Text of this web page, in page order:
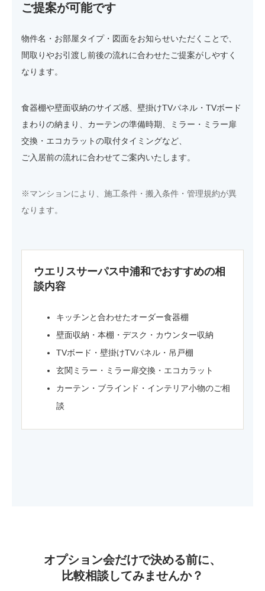
ご提案が可能です
物件名・お部屋タイプ・図面をお知らせいただくことで、
間取りやお引渡し前後の流れに合わせたご提案がしやすく
なります。
食器棚や壁面収納のサイズ感、壁掛けTVパネル・TVボード
まわりの納まり、カーテンの準備時期、ミラー・ミラー扉
交換・エコカラットの取付タイミングなど、
ご入居前の流れに合わせてご案内いたします。
※マンションにより、施工条件・搬入条件・管理規約が異
なります。
ウエリスサーパス中浦和でおすすめの相
談内容
キッチンと合わせたオーダー食器棚
壁面収納・本棚・デスク・カウンター収納
TVボード・壁掛けTVパネル・吊戸棚
玄関ミラー・ミラー扉交換・エコカラット
カーテン・ブラインド・インテリア小物のご相
談
オプション会だけで決める前に、
比較相談してみませんか？